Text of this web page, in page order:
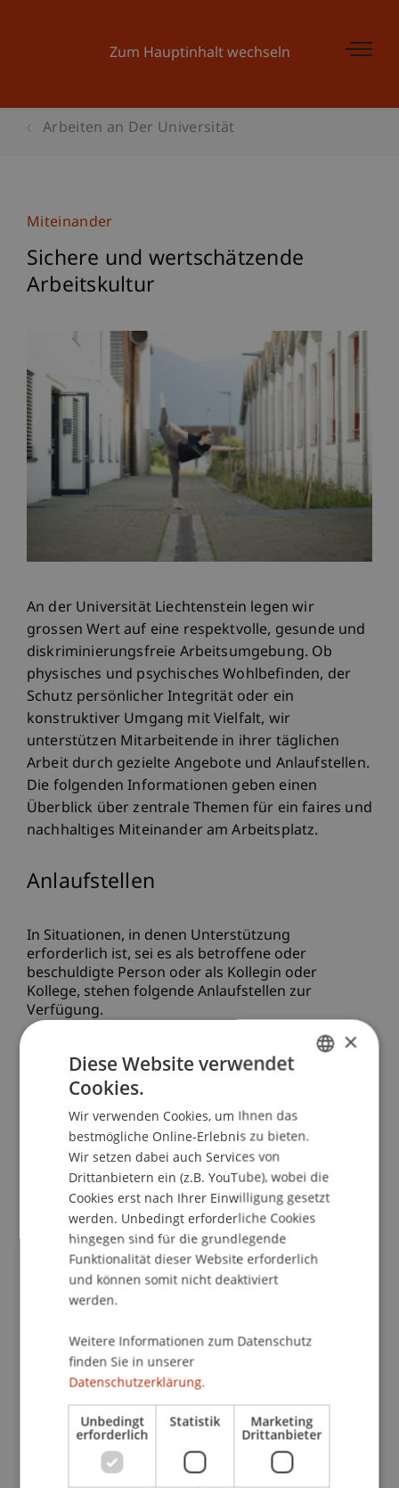
Zum Hauptinhalt wechseln
Arbeiten an Der Universität
Miteinander
Sichere und wertschätzende
Arbeitskultur
An der Universität Liechtenstein legen wir
grossen Wert auf eine respektvolle, gesunde und
diskriminierungsfreie Arbeitsumgebung. Ob
physisches und psychisches Wohlbefinden, der
Schutz persönlicher Integrität oder ein
konstruktiver Umgang mit Vielfalt, wir
unterstützen Mitarbeitende in ihrer täglichen
Arbeit durch gezielte Angebote und Anlaufstellen.
Die folgenden Informationen geben einen
Überblick über zentrale Themen für ein faires und
nachhaltiges Miteinander am Arbeitsplatz.
Anlaufstellen
In Situationen, in denen Unterstützung
erforderlich ist, sei es als betroffene oder
beschuldigte Person oder als Kollegin oder
Kollege, stehen folgende Anlaufstellen zur
Verfügung.
Betriebliches
Gesundheitsmanagement
Ombudsstelle
Gender und Diversity Beauftragte
Wichtige Reglemente
Verhaltenskodex
Reglement Ombudsstelle
×
Diese Website verwendet
Cookies.
Wir verwenden Cookies, um Ihnen das
bestmögliche Online-Erlebnis zu bieten.
Wir setzen dabei auch Services von
Drittanbietern ein (z.B. YouTube), wobei die
Cookies erst nach Ihrer Einwilligung gesetzt
werden. Unbedingt erforderliche Cookies
hingegen sind für die grundlegende
Funktionalität dieser Website erforderlich
und können somit nicht deaktiviert
werden.
Weitere Informationen zum Datenschutz
finden Sie in unserer
Datenschutzerklärung.
Unbedingt
erforderlich
Statistik Marketing
Drittanbieter